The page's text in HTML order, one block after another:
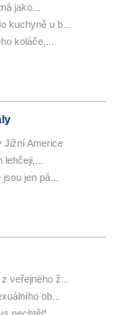
jako...
kuchyně u b...
koláče,...
Jižní Americe
jen pá...
veřejného ž...
ob...